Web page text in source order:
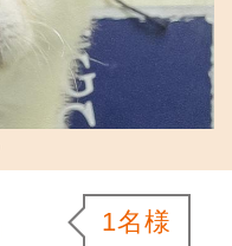
1名様